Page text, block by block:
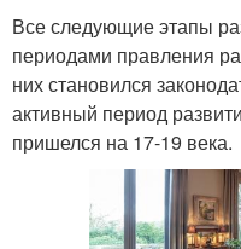
Все следующие этапы
периодами правления
них становился
активный период
пришелся на 17-19 века.